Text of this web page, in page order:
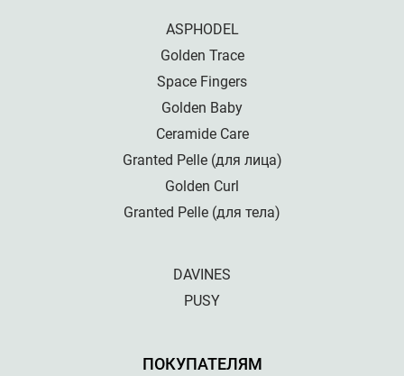
ASPHODEL
Golden Trace
Space Fingers
Golden Baby
Ceramide Care
Granted Pelle (для лица)
Golden Curl
Granted Pelle (для тела)
DAVINES
PUSY
ПОКУПАТЕЛЯМ